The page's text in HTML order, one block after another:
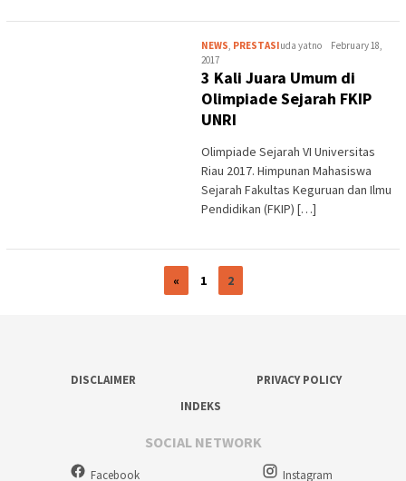
NEWS, PRESTASIuda yatno
February 18,
2017
3 Kali Juara Umum di
Olimpiade Sejarah FKIP
UNRI
Olimpiade Sejarah VI Universitas
Riau 2017. Himpunan Mahasiswa
Sejarah Fakultas Keguruan dan Ilmu
Pendidikan (FKIP) […]
« 1 2
DISCLAIMER
PRIVACY POLICY
INDEKS
SOCIAL NETWORK
Facebook Instagram